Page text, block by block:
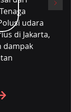
udara
di Jakarta,
dampak